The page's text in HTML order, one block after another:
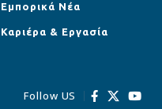
Εμπορικά Νέα
Καριέρα & Εργασία
Follow US